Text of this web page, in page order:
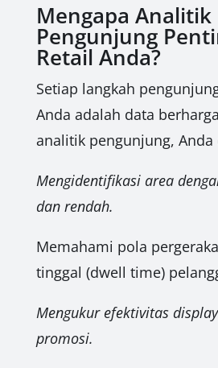
Mengapa Analitik
Pengunjung
Retail Anda?
Setiap langkah
Anda adalah data
analitik pengunjung, Anda
Mengidentifikasi area
dan rendah.
Memahami pola
tinggal (dwell time)
Mengukur efektivitas
promosi.